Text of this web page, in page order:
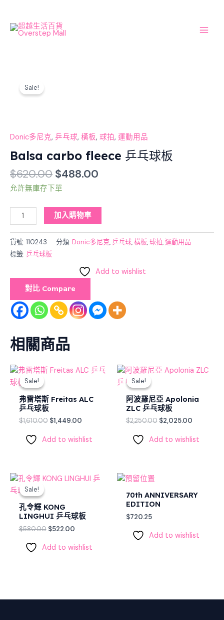
content
Sale!
Donic多尼克, 乒乓球, 橫板, 球拍, 運動用品
Balsa carbo fleece 乒乓球板
$620.00 $488.00
允許無庫存下單
carbo
球
數
量
加入購物車
貨號: 110243 分類: Donic多尼克,乒乓球,橫板,球拍,運動用品
標籤: 乒乓球板
Add to wishlist
對比 Compare
相關商品
Sale!
Sale!
弗雷塔斯 Freitas ALC
乒乓球板
$1,610.00
Original
$1,610.00.
$1,449.00
Current
Add to wishlist
Sale!
Sale!
阿波羅尼亞 Apolonia
ZLC 乒乓球板
$2,250.00
Original
price
$2,250.00.
$2,025.00
Current
Add to wishlist
Sale!
Sale!
孔令輝 KONG
LINGHUI 乒乓球板
$580.00
Original
$522.00
Current
Add to wishlist
70th ANNIVERSARY
EDITION
$720.25
Add to wishlist